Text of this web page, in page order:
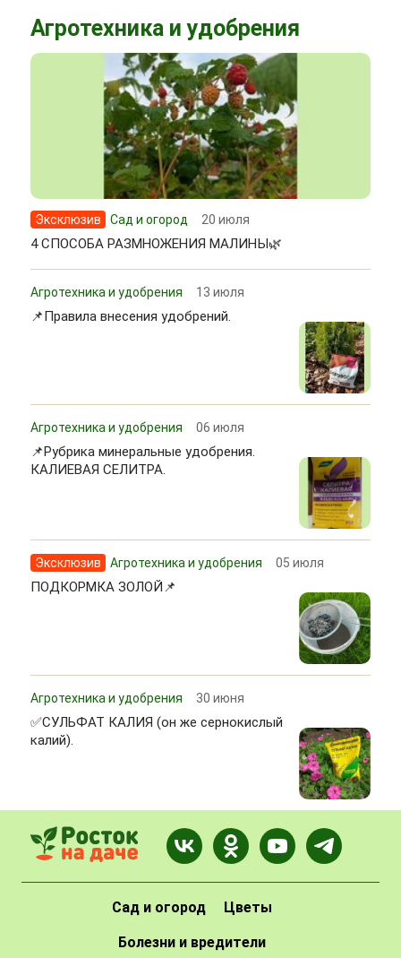
Агротехника и удобрения
Эксклюзив Сад и огород 20 июля
4 СПОСОБА РАЗМНОЖЕНИЯ МАЛИНЫ🌿
Агротехника и удобрения 13 июля
📌Правила внесения удобрений.
Агротехника и удобрения 06 июля
📌Рубрика минеральные удобрения.
КАЛИЕВАЯ СЕЛИТРА.
Эксклюзив Агротехника и удобрения 05 июля
ПОДКОРМКА ЗОЛОЙ📌
Агротехника и удобрения 30 июня
✅СУЛЬФАТ КАЛИЯ (он же сернокислый
калий).
Сад и огород Цветы
Болезни и вредители